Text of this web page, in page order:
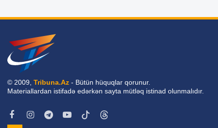
© 2009, Tribuna.Az - Bütün hüquqlar qorunur.
Materiallardan istifadə edərkən sayta mütləq istinad olunmalıdır.